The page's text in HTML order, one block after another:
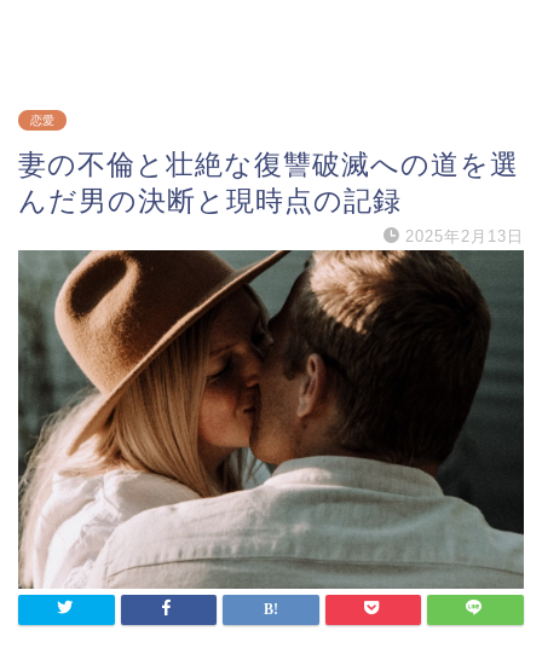
恋愛
妻の不倫と壮絶な復讐破滅への道を選
んだ男の決断と現時点の記録
2025年2月13日